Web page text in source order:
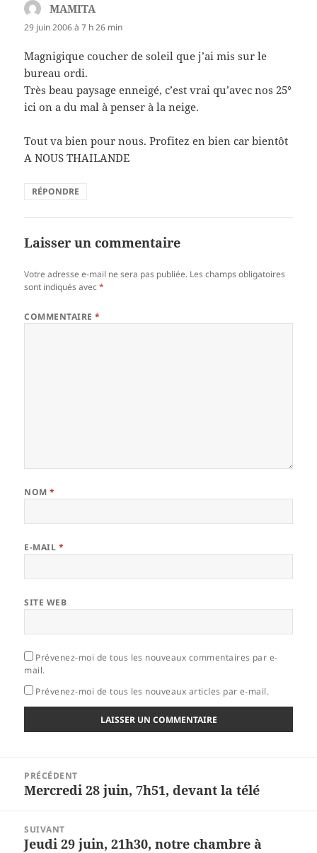
MAMITA
29 juin 2006 à 7 h 26 min
Magnigique coucher de soleil que j’ai mis sur le
bureau ordi.
Très beau paysage enneigé, c’est vrai qu’avec nos 25°
ici on a du mal à penser à la neige.
Tout va bien pour nous. Profitez en bien car bientôt
A NOUS THAILANDE
RÉPONDRE
Laisser un commentaire
Votre adresse e-mail ne sera pas publiée. Les champs obligatoires
sont indiqués avec*
COMMENTAIRE*
NOM*
E-MAIL *
SITE WEB
Prévenez-moi de tous les nouveaux commentaires par e-
mail.
Prévenez-moi de tous les nouveaux articles par e-mail.
l’article
PRÉCÉDENT
Article
Mercredi 28 juin, 7h51, devant la télé
SUIVANT
Article
Jeudi 29 juin, 21h30, notre chambre à